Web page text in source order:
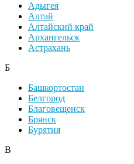
Адыгея
Алтай
Алтайский край
Архангельск
Астрахань
Б
Башкортостан
Белгород
Благовещенск
Брянск
Бурятия
В